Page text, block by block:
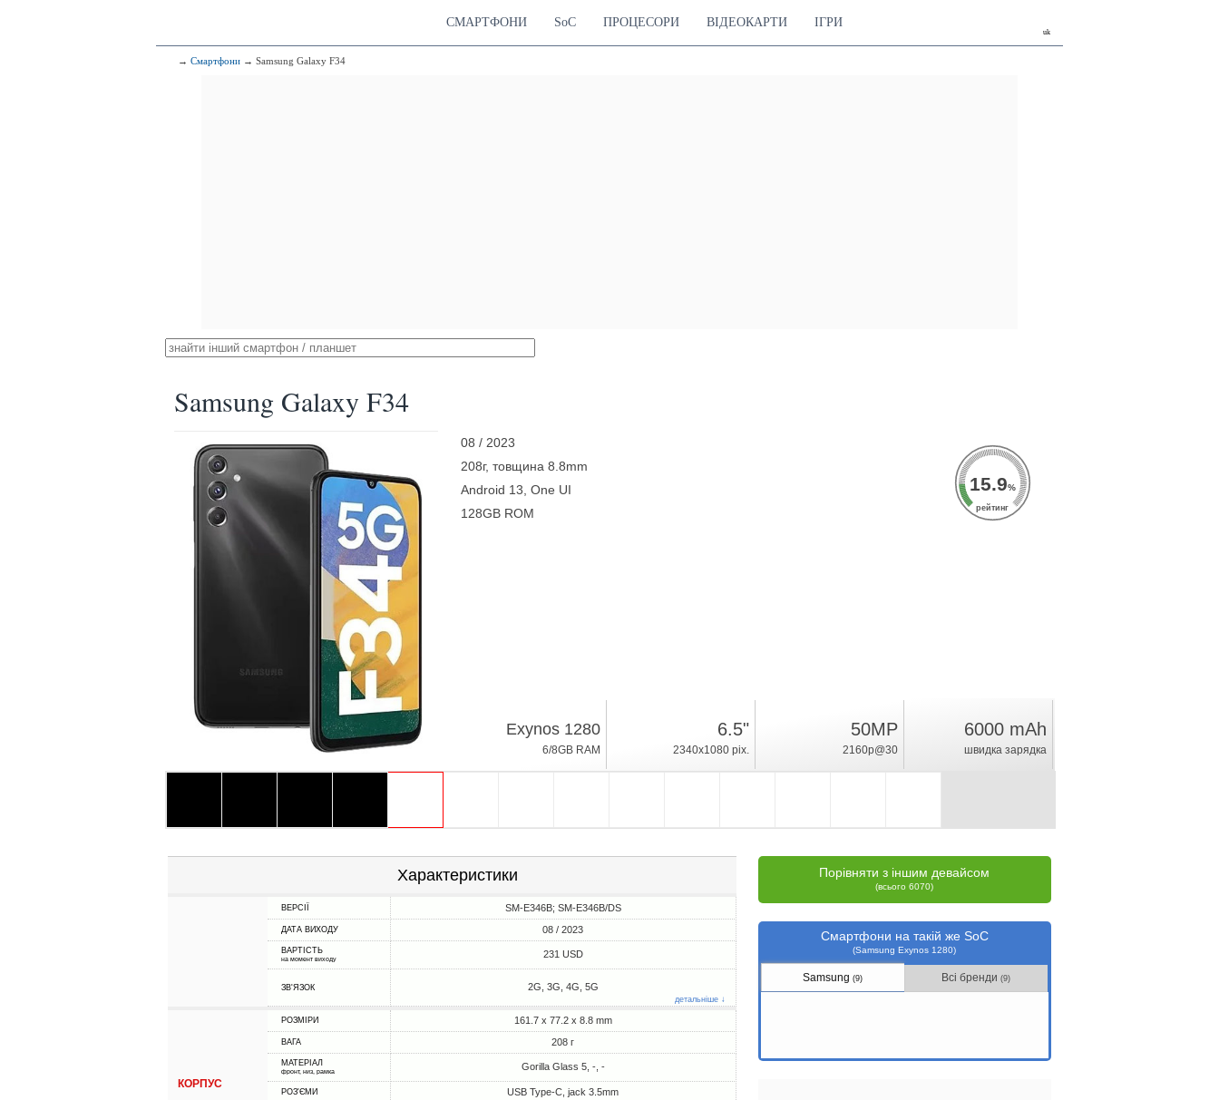
uk
СМАРТФОНИ SoC ПРОЦЕСОРИ ВІДЕОКАРТИ ІГРИ
→ Смартфони → Samsung Galaxy F34
Samsung Galaxy F34
08 / 2023
208г, товщина 8.8mm
Android 13, One UI
128GB ROM
15.9%
рейтинг
Exynos 1280
6/8GB RAM
6.5"
2340x1080 pix.
50MP
2160p@30
6000 mAh
швидка зарядка
Характеристики
ВЕРСІЇ SM-E346B; SM-E346B/DS
ДАТА ВИХОДУ 08 / 2023
ВАРТІСТЬ
на момент виходу 231 USD
ЗВ'ЯЗОК 2G, 3G, 4G, 5G
детальніше ↓
КОРПУС
РОЗМІРИ 161.7 x 77.2 x 8.8 mm
ВАГА 208 г
МАТЕРІАЛ
фронт, низ, рамка Gorilla Glass 5, -, -
РОЗ'ЄМИ USB Type-C, jack 3.5mm
Порівняти з іншим девайсом
(всього 6070)
Смартфони на такій же SoC
(Samsung Exynos 1280)
Samsung(9) Всі бренди(9)